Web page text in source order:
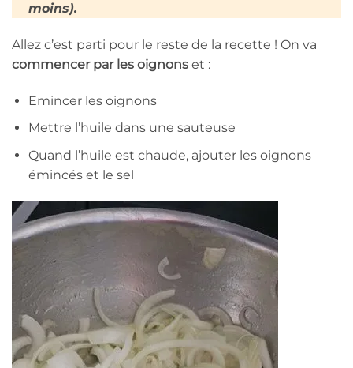
moins).
Allez c’est parti pour le reste de la recette ! On va
commencer par les oignons et :
Emincer les oignons
Mettre l’huile dans une sauteuse
Quand l’huile est chaude, ajouter les oignons
émincés et le sel